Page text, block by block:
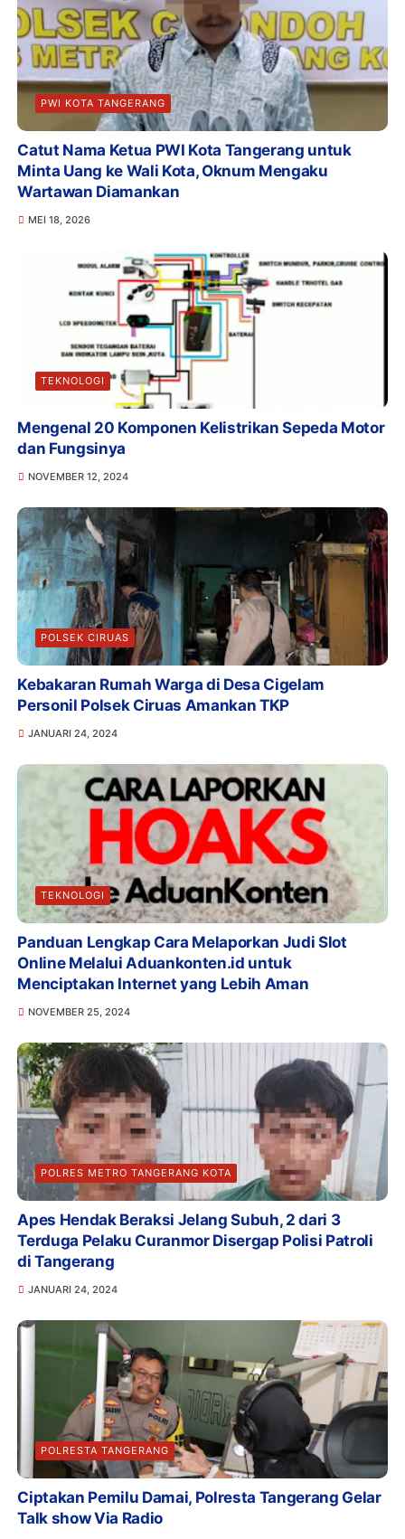
PWI KOTA TANGERANG
Catut Nama Ketua PWI Kota Tangerang untuk
Minta Uang ke Wali Kota, Oknum Mengaku
Wartawan Diamankan
MEI 18, 2026
TEKNOLOGI
Mengenal 20 Komponen Kelistrikan Sepeda Motor
dan Fungsinya
NOVEMBER 12, 2024
POLSEK CIRUAS
Kebakaran Rumah Warga di Desa Cigelam
Personil Polsek Ciruas Amankan TKP
JANUARI 24, 2024
TEKNOLOGI
Panduan Lengkap Cara Melaporkan Judi Slot
Online Melalui Aduankonten.id untuk
Menciptakan Internet yang Lebih Aman
NOVEMBER 25, 2024
POLRES METRO TANGERANG KOTA
Apes Hendak Beraksi Jelang Subuh, 2 dari 3
Terduga Pelaku Curanmor Disergap Polisi Patroli
di Tangerang
JANUARI 24, 2024
POLRESTA TANGERANG
Ciptakan Pemilu Damai, Polresta Tangerang Gelar
Talk show Via Radio